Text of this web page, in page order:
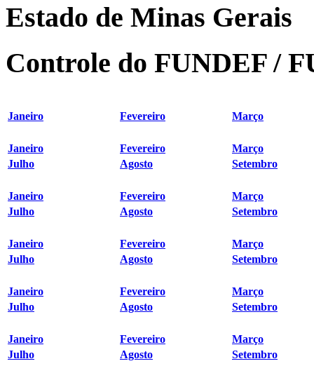
Estado de Minas Gerais
Controle do FUNDEF /
Janeiro Fevereiro Março
Janeiro Fevereiro
Março
Julho
Agosto Setembro
Janeiro Fevereiro
Março
Julho
Agosto Setembro
Janeiro Fevereiro
Março
Julho
Agosto Setembro
Janeiro Fevereiro
Março
Julho
Agosto Setembro
Janeiro Fevereiro
Março
Julho
Agosto Setembro